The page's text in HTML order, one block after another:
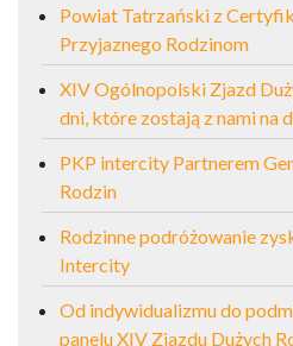
Powiat Tatrzański z
Przyjaznego Rodzinom
XIV Ogólnopolski Zjazd
dni, które zostają z nami na
PKP intercity Partnerem
Rodzin
Rodzinne podróżowanie
Intercity
Od indywidualizmu do
panelu XIV Zjazdu Dużych